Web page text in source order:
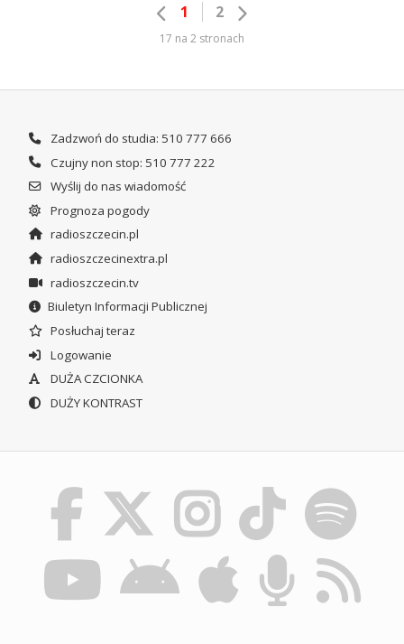
1 2
17 na 2 stronach
Zadzwoń do studia: 510 777 666
Czujny non stop: 510 777 222
Wyślij do nas wiadomość
Prognoza pogody
radioszczecin.pl
radioszczecinextra.pl
radioszczecin.tv
Biuletyn Informacji Publicznej
Posłuchaj teraz
Logowanie
DUŻA CZCIONKA
DUŻY KONTRAST